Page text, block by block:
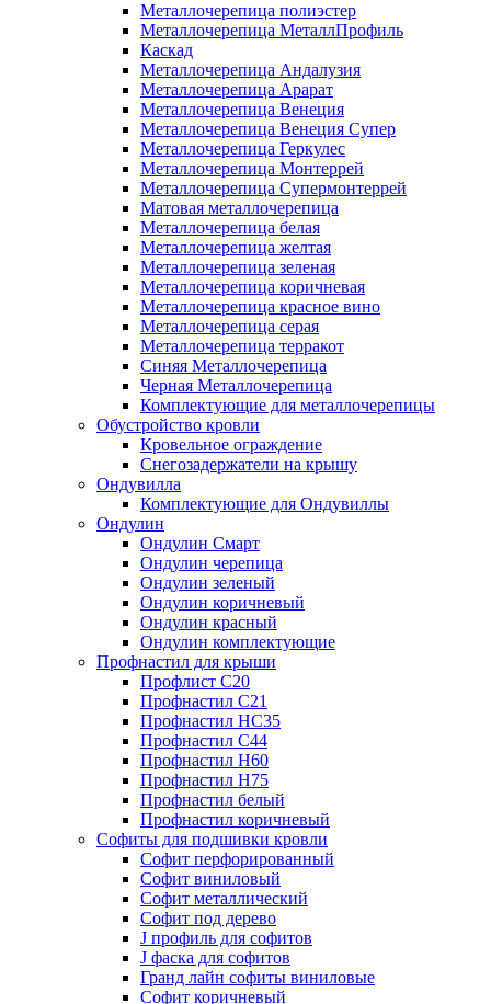
Металлочерепица полиэстер
Металлочерепица МеталлПрофиль
Каскад
Металлочерепица Андалузия
Металлочерепица Арарат
Металлочерепица Венеция
Металлочерепица Венеция Супер
Металлочерепица Геркулес
Металлочерепица Монтеррей
Металлочерепица Супермонтеррей
Матовая металлочерепица
Металлочерепица белая
Металлочерепица желтая
Металлочерепица зеленая
Металлочерепица коричневая
Металлочерепица красное вино
Металлочерепица серая
Металлочерепица терракот
Синяя Металлочерепица
Черная Металлочерепица
Комплектующие для металлочерепицы
Обустройство кровли
Кровельное ограждение
Снегозадержатели на крышу
Ондувилла
Комплектующие для Ондувиллы
Ондулин
Ондулин Смарт
Ондулин черепица
Ондулин зеленый
Ондулин коричневый
Ондулин красный
Ондулин комплектующие
Профнастил для крыши
Профлист С20
Профнастил С21
Профнастил НС35
Профнастил С44
Профнастил Н60
Профнастил Н75
Профнастил белый
Профнастил коричневый
Софиты для подшивки кровли
Cофит перфорированный
Софит виниловый
Софит металлический
Софит под дерево
J профиль для софитов
J фаска для софитов
Гранд лайн софиты виниловые
Софит коричневый